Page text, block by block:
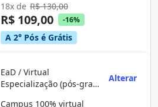
18x de R$ 130,00
R$ 109,00 -16%
A 2° Pós é Grátis
EaD / Virtual
Especialização (pós-graduação)
Alterar
Campus 100% virtual